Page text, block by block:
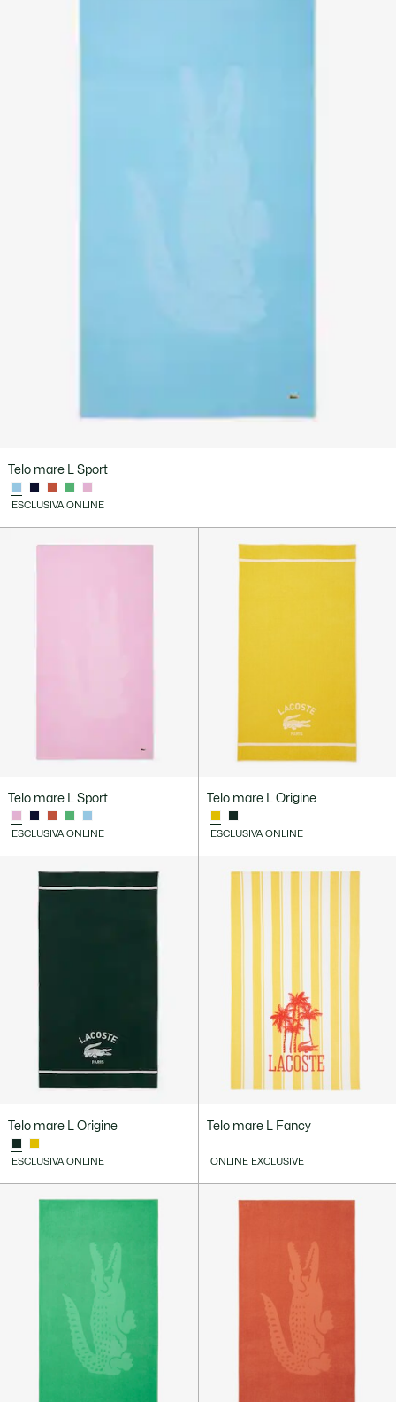
Telo mare L Sport
ESCLUSIVA ONLINE
Telo mare L Sport
ESCLUSIVA ONLINE
Telo mare L Origine
ESCLUSIVA ONLINE
Telo mare L Origine
ESCLUSIVA ONLINE
Telo mare L Fancy
ONLINE EXCLUSIVE